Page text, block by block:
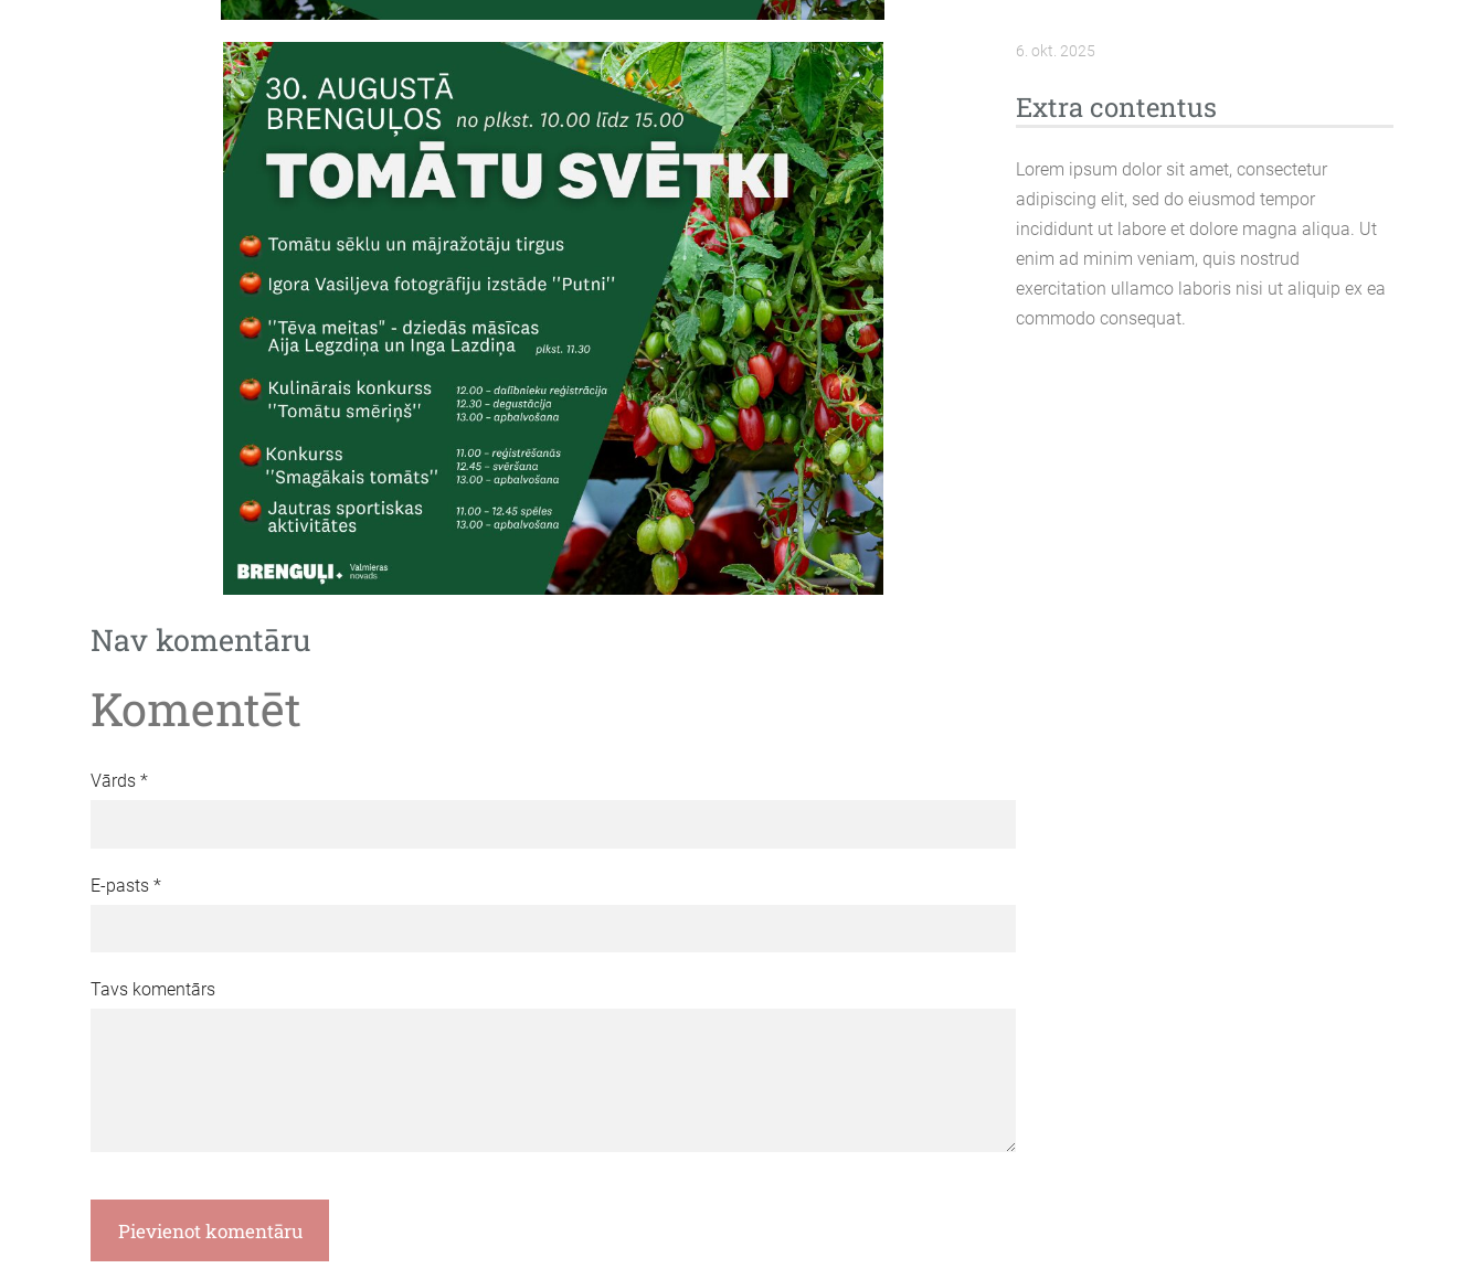
6. okt. 2025
Extra contentus
Lorem ipsum dolor sit amet, consectetur
adipiscing elit, sed do eiusmod tempor
incididunt ut labore et dolore magna aliqua. Ut
enim ad minim veniam, quis nostrud
exercitation ullamco laboris nisi ut aliquip ex ea
commodo consequat.
Nav komentāru
Komentēt
Vārds *
E-pasts *
Tavs komentārs